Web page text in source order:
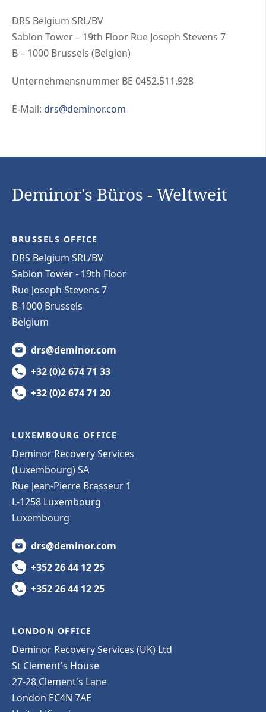
DRS Belgium SRL/BV
Sablon Tower – 19th Floor Rue Joseph Stevens 7
B – 1000 Brussels (Belgien)
Unternehmensnummer BE 0452.511.928
E-Mail: drs@deminor.com
Deminor's Büros - Weltweit
BRUSSELS OFFICE
DRS Belgium SRL/BV
Sablon Tower - 19th Floor
Rue Joseph Stevens 7
B-1000 Brussels
Belgium
drs@deminor.com
+32 (0)2 674 71 33
+32 (0)2 674 71 20
LUXEMBOURG OFFICE
Deminor Recovery Services
(Luxembourg) SA
Rue Jean-Pierre Brasseur 1
L-1258 Luxembourg
Luxembourg
drs@deminor.com
+352 26 44 12 25
+352 26 44 12 25
LONDON OFFICE
Deminor Recovery Services (UK) Ltd
St Clement's House
27-28 Clement's Lane
London EC4N 7AE